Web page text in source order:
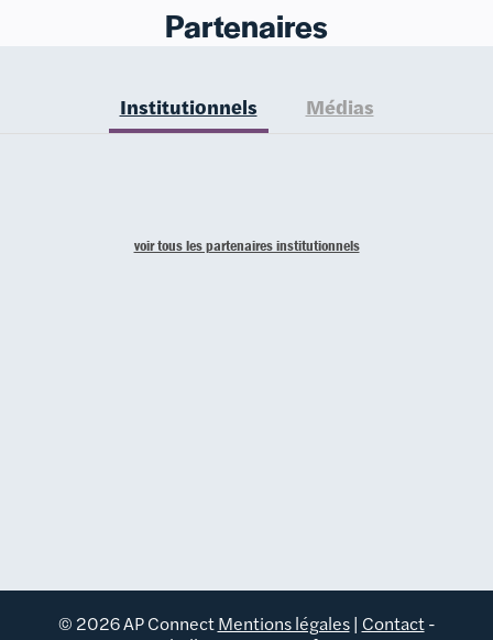
Partenaires
Institutionnels Médias
voir tous les partenaires institutionnels
© 2026 AP ConnectMentions légales| Contact-